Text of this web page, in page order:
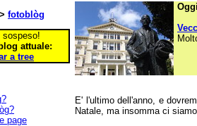
fotoblòg
sospeso!
attuale:
a tree
page
E' l'ultimo dell'anno, e
Natale, ma insomma ci